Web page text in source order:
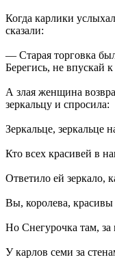
Когда карлики
сказали:
— Старая торговка
Берегись, не впускай
А злая женщина
зеркальцу и спросила:
Зеркальце, зеркальце
Кто всех красивей в
Ответило ей зеркало,
Вы, королева, красивы
Но Снегурочка там, за
У карлов семи за